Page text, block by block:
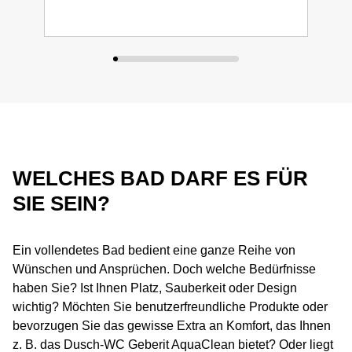
WELCHES BAD DARF ES FÜR
SIE SEIN?
Ein vollendetes Bad bedient eine ganze Reihe von
Wünschen und Ansprüchen. Doch welche Bedürfnisse
haben Sie? Ist Ihnen Platz, Sauberkeit oder Design
wichtig? Möchten Sie benutzerfreundliche Produkte oder
bevorzugen Sie das gewisse Extra an Komfort, das Ihnen
z. B. das Dusch-WC Geberit AquaClean bietet? Oder liegt